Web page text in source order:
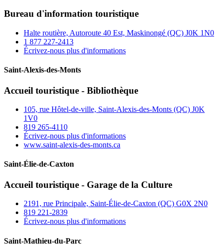
Bureau d'information touristique
Halte routière, Autoroute 40 Est, Maskinongé (QC) J0K 1N0
1 877 227‑2413
Écrivez-nous plus d'informations
Saint-Alexis-des-Monts
Accueil touristique - Bibliothèque
105, rue Hôtel-de-ville, Saint-Alexis-des-Monts (QC) J0K
1V0
819 265‑4110
Écrivez-nous plus d'informations
www.saint-alexis-des-monts.ca
Saint-Élie-de-Caxton
Accueil touristique - Garage de la Culture
2191, rue Principale, Saint-Élie-de-Caxton (QC) G0X 2N0
819 221‑2839
Écrivez-nous plus d'informations
Saint-Mathieu-du-Parc